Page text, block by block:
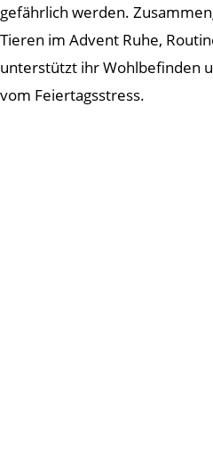
gefährlich werden.
Tieren im Advent Ruhe,
unterstützt ihr Wohlbefinden
vom Feiertagsstress.